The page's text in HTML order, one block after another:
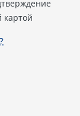
картой